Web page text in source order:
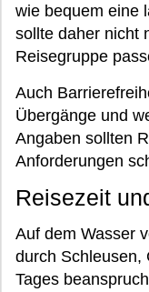
wie bequem eine
sollte daher nicht
Reisegruppe
Auch
Übergänge und
Angaben sollten
Anforderungen
Reisezeit
Auf dem Wasser
durch Schleusen,
Tages